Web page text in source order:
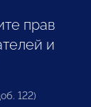
прав
и
122)